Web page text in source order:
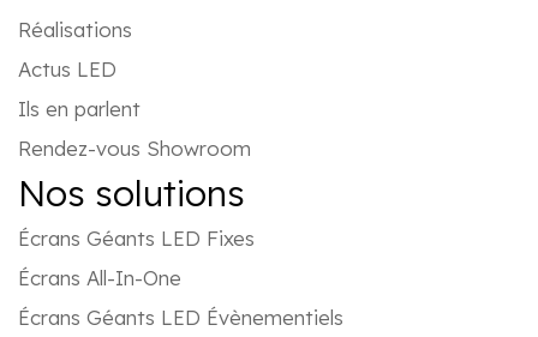
Réalisations
Actus LED
Ils en parlent
Rendez-vous Showroom
Nos solutions
Écrans Géants LED Fixes
Écrans All-In-One
Écrans Géants LED Évènementiels